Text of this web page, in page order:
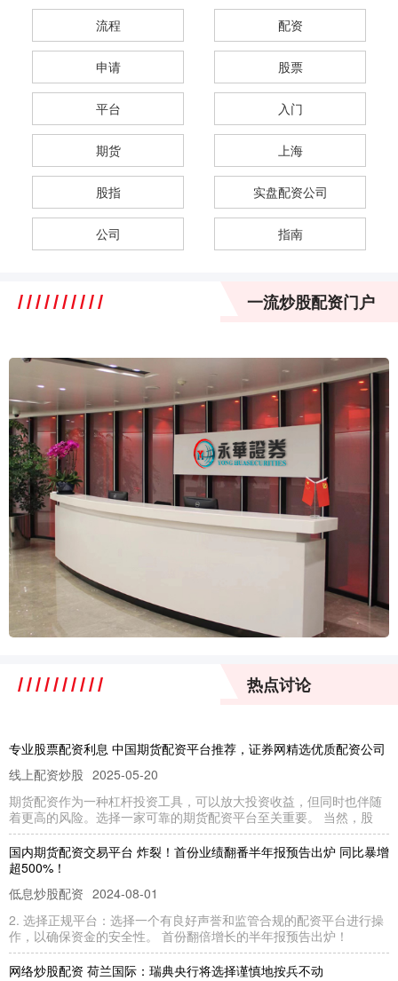
流程 配资
申请 股票
平台 入门
期货 上海
股指 实盘配资公司
公司 指南
一流炒股配资门户
热点讨论
专业股票配资利息 中国期货配资平台推荐，证券网精选优质配资公司
线上配资炒股 2025-05-20
期货配资作为一种杠杆投资工具，可以放大投资收益，但同时也伴随
着更高的风险。选择一家可靠的期货配资平台至关重要。 当然，股
国内期货配资交易平台 炸裂！首份业绩翻番半年报预告出炉 同比暴增
超500%！
低息炒股配资 2024-08-01
2. 选择正规平台：选择一个有良好声誉和监管合规的配资平台进行操
作，以确保资金的安全性。 首份翻倍增长的半年报预告出炉！
网络炒股配资 荷兰国际：瑞典央行将选择谨慎地按兵不动